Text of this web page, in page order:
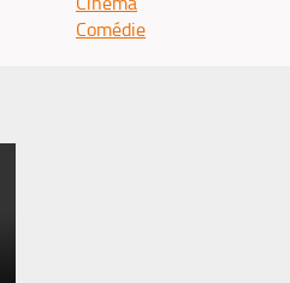
Comédie